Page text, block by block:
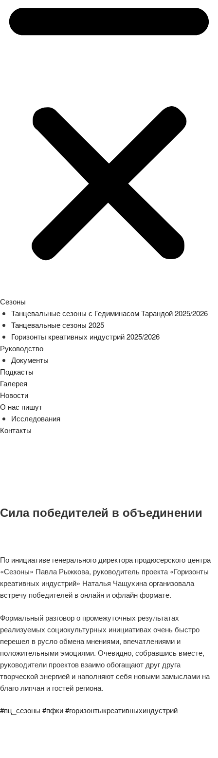
Сезоны
Танцевальные сезоны с Гедиминасом Тарандой 2025/2026
Танцевальные сезоны 2025
Горизонты креативных индустрий 2025/2026
Руководство
Документы
Подкасты
Галерея
Новости
О нас пишут
Исследования
Контакты
Сила победителей в объединении
По инициативе генерального директора продюсерского центра
«Сезоны» Павла Рыжкова, руководитель проекта «Горизонты
креативных индустрий» Наталья Чащухина организовала
встречу победителей в онлайн и офлайн формате.
Формальный разговор о промежуточных результатах
реализуемых социокультурных инициативах очень быстро
перешел в русло обмена мнениями, впечатлениями и
положительными эмоциями. Очевидно, собравшись вместе,
руководители проектов взаимо обогащают друг друга
творческой энергией и наполняют себя новыми замыслами на
благо липчан и гостей региона.
#пц_сезоны #пфки#горизонтыкреативныхиндустрий